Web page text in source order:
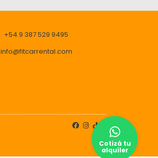
Cotizá tu
alquiler
+54 9 387 529 9495
info@fitcarrental.com